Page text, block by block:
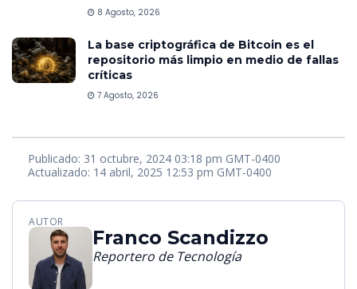
8 Agosto, 2026
La base criptográfica de Bitcoin es el
repositorio más limpio en medio de fallas
críticas
7 Agosto, 2026
Publicado: 31 octubre, 2024 03:18 pm GMT-0400
Actualizado: 14 abril, 2025 12:53 pm GMT-0400
AUTOR
Franco Scandizzo
Reportero de Tecnología